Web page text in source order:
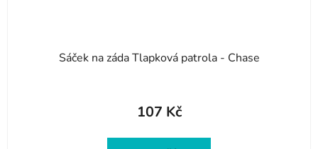
Sáček na záda Tlapková patrola - Chase
107 Kč